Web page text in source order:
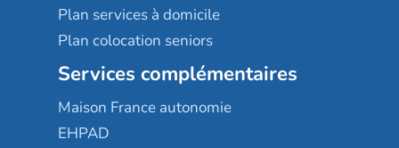
Plan services à domicile
Plan colocation seniors
Services complémentaires
Maison France autonomie
EHPAD